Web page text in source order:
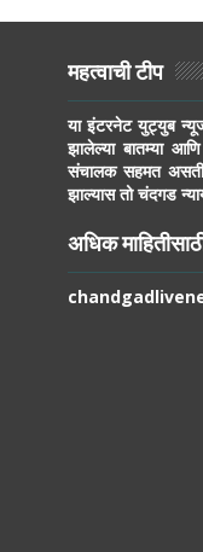
महत्वाची टीप
या इंटरनेट युट्युब
झालेल्या बातम्या
संचालक सहमत
झाल्यास तो चंदगड
अधिक